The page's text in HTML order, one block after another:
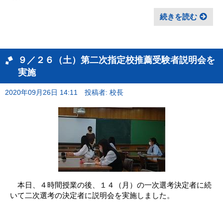
続きを読む
９／２６（土）第二次指定校推薦受験者説明会を
実施
2020年09月26日 14:11 投稿者: 校長
本日、４時間授業の後、１４（月）の一次選考決定者に続
いて二次選考の決定者に説明会を実施しました。